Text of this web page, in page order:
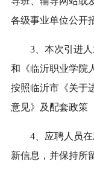
各级事业单位公开
3、本次引进
和《临沂职业学院
按照临沂市《关于
意见》及配套政策
4、应聘人员
新信息，并保持所